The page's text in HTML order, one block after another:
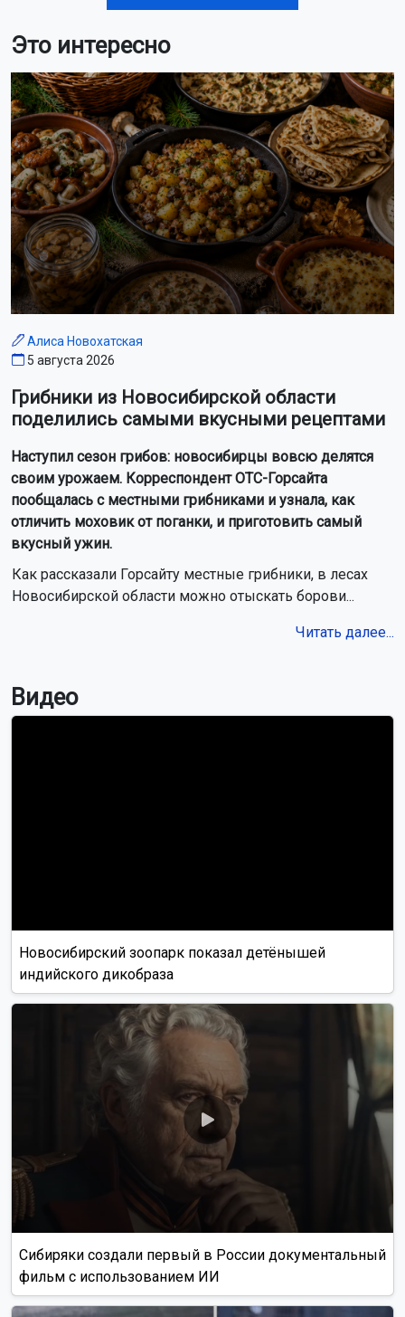
Это интересно
Алиса Новохатская
5 августа 2026
Грибники из Новосибирской области
поделились самыми вкусными рецептами
Наступил сезон грибов: новосибирцы вовсю делятся
своим урожаем. Корреспондент ОТС-Горсайта
пообщалась с местными грибниками и узнала, как
отличить моховик от поганки, и приготовить самый
вкусный ужин.
Как рассказали Горсайту местные грибники, в лесах
Новосибирской области можно отыскать борови...
Читать далее...
Видео
Новосибирский зоопарк показал детёнышей
индийского дикобраза
Сибиряки создали первый в России документальный
фильм с использованием ИИ